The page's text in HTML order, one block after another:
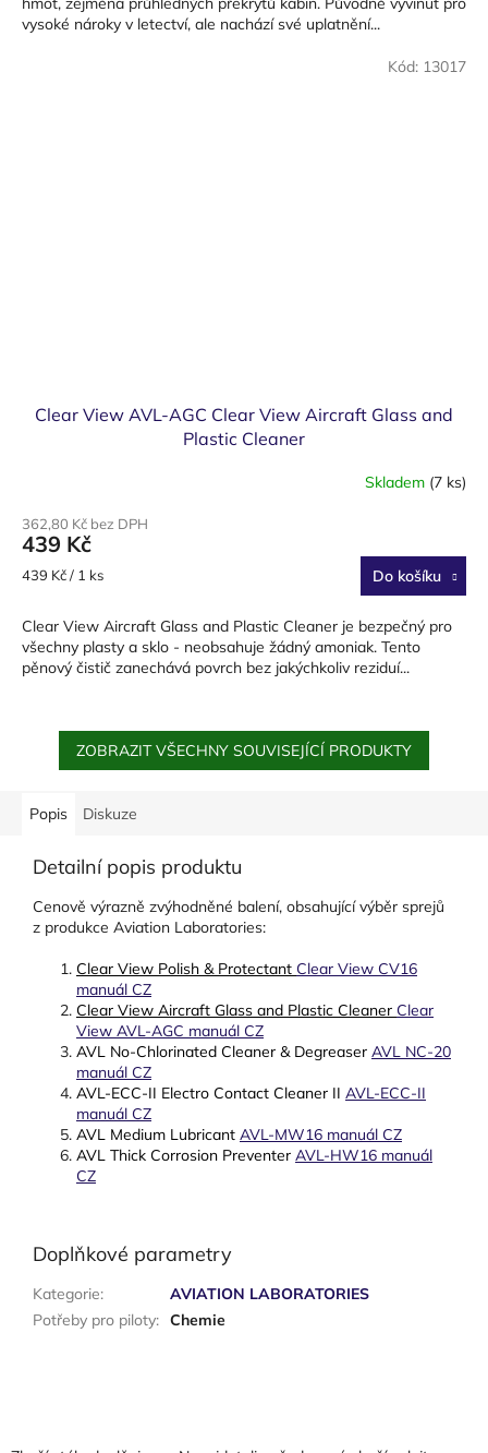
vysoké nároky v letectví, ale nachází své uplatnění...
Clear View AVL-AGC Clear View Aircraft Glass and
Plastic Cleaner
Skladem (7 ks)
362,80 Kč bez DPH
439 Kč
Měrná
439 Kč / 1 ks Do košíku
Clear View Aircraft Glass and Plastic Cleaner je bezpečný pro
všechny plasty a sklo - neobsahuje žádný amoniak. Tento
pěnový čistič zanechává povrch bez jakýchkoliv reziduí...
Kód: 13017
ZOBRAZIT VŠECHNY SOUVISEJÍCÍ PRODUKTY
Popis Diskuze
Detailní popis produktu
Cenově výrazně zvýhodněné balení, obsahující výběr sprejů
z produkce Aviation Laboratories:
Clear View Polish & Protectant Clear View CV16
manuál CZ
Clear View Aircraft Glass and Plastic Cleaner Clear
View AVL-AGC manuál CZ
AVL No-Chlorinated Cleaner & Degreaser AVL NC-20
manuál CZ
AVL-ECC-II Electro Contact Cleaner II AVL-ECC-II
manuál CZ
AVL Medium Lubricant AVL-MW16 manuál CZ
AVL Thick Corrosion Preventer AVL-HW16 manuál
CZ
Doplňkové parametry
Kategorie:
AVIATION LABORATORIES
Potřeby pro piloty: Chemie